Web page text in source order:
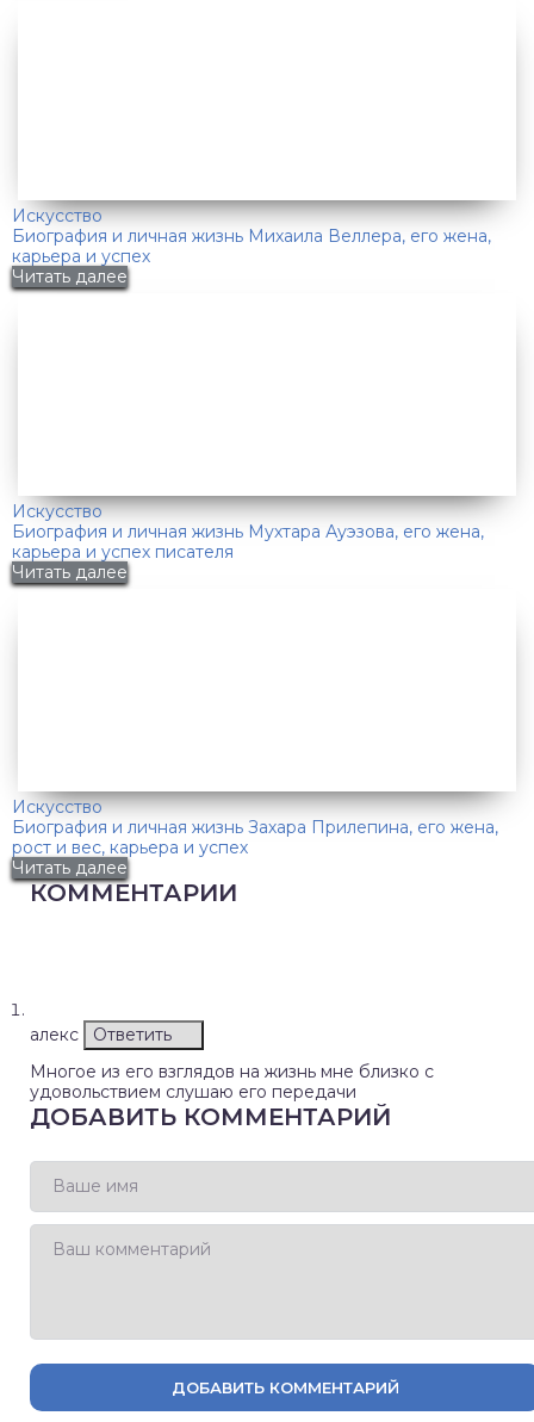
Искусство
Биография и личная жизнь Михаила Веллера, его жена,
карьера и успех
Читать далее
Искусство
Биография и личная жизнь Мухтара Ауэзова, его жена,
карьера и успех писателя
Читать далее
Искусство
Биография и личная жизнь Захара Прилепина, его жена,
рост и вес, карьера и успех
Читать далее
КОММЕНТАРИИ
алекс
Ответить
Многое из его взглядов на жизнь мне близко с
удовольствием слушаю его передачи
ДОБАВИТЬ КОММЕНТАРИЙ
ДОБАВИТЬ КОММЕНТАРИЙ